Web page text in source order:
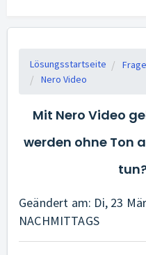
Lösungsstartseite
Nero Video
Mit Nero Video
werden ohne Ton
Geändert am: Di, 23
NACHMITTAGS